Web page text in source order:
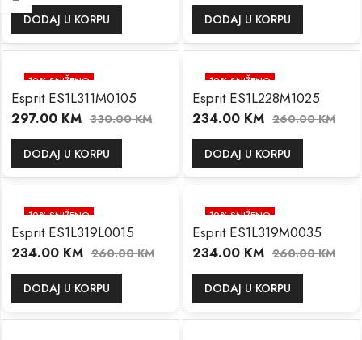
DODAJ U KORPU DODAJ U KORPU
10% SNIŽENO
Esprit ES1L311M0105
297.00 KM 330.00KM
DODAJ U KORPU
10% SNIŽENO
Esprit ES1L228M1025
234.00 KM 260.00KM
DODAJ U KORPU
10% SNIŽENO
Esprit ES1L319L0015
234.00 KM 260.00KM
DODAJ U KORPU
10% SNIŽENO
Esprit ES1L319M0035
234.00 KM 260.00KM
DODAJ U KORPU